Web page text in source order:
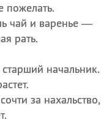
пожелать.
чай и варенье —
рать.
начальник.
за нахальство,